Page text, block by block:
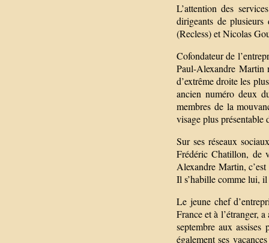
L’attention des
dirigeants de
(Recless) et Nicolas
Cofondateur de
Paul-Alexandre Martin
d’extrême droite les
ancien numéro deux
membres de la
visage plus présentable
Sur ses réseaux
Frédéric Chatillon, de
Alexandre Martin,
Il s’habille comme lui,
Le jeune chef
France et à l’étranger,
septembre aux
également ses